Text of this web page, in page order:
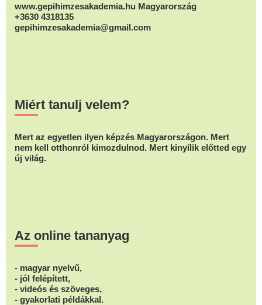
www.gepihimzesakademia.hu Magyarország
+3630 4318135
gepihimzesakademia@gmail.com
Miért tanulj velem?
Mert az egyetlen ilyen képzés Magyarországon. Mert
nem kell otthonról kimozdulnod. Mert kinyílik előtted egy
új világ.
Az online tananyag
- magyar nyelvű,
- jól felépített,
- videós és szöveges,
- gyakorlati példákkal.